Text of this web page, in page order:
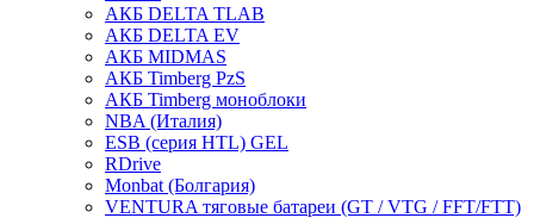
АКБ DELTA TLAB
АКБ DELTA EV
АКБ MIDMAS
АКБ Timberg PzS
АКБ Timberg моноблоки
NBA (Италия)
ESB (серия HTL) GEL
RDrive
Monbat (Болгария)
VENTURA тяговые батареи (GT / VTG / FFT/FTT)